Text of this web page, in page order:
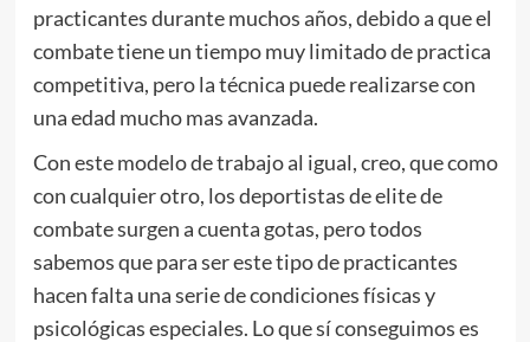
practicantes durante muchos años, debido a que el
combate tiene un tiempo muy limitado de practica
competitiva, pero la técnica puede realizarse con
una edad mucho mas avanzada.
Con este modelo de trabajo al igual, creo, que como
con cualquier otro, los deportistas de elite de
combate surgen a cuenta gotas, pero todos
sabemos que para ser este tipo de practicantes
hacen falta una serie de condiciones físicas y
psicológicas especiales. Lo que sí conseguimos es